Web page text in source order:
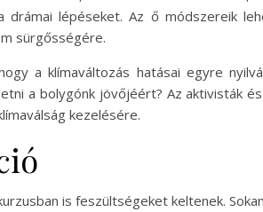
lépéseket. Az ő módszereik
sürgősségére.
a klímaváltozás hatásai egyre
a bolygónk jövőjéért? Az aktivisták
kezelésére.
is feszültségeket keltenek.